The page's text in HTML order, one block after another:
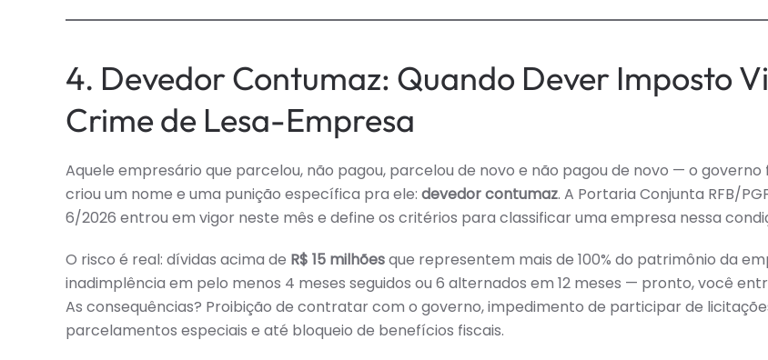
4. Devedor Contumaz: Quando Dever Imposto
Crime de Lesa-Empresa
Aquele empresário que parcelou, não pagou, parcelou de novo e não pagou de novo — o
criou um nome e uma punição específica pra ele: devedor contumaz. A Portaria Conjunta RFB/
6/2026 entrou em vigor neste mês e define os critérios para classificar uma empresa nessa
O risco é real: dívidas acima de R$ 15 milhõesque representem mais de 100% do patrimônio da
inadimplência em pelo menos 4 meses seguidos ou 6 alternados em 12 meses — pronto, você
As consequências? Proibição de contratar com o governo, impedimento de participar de
parcelamentos especiais e até bloqueio de benefícios fiscais.